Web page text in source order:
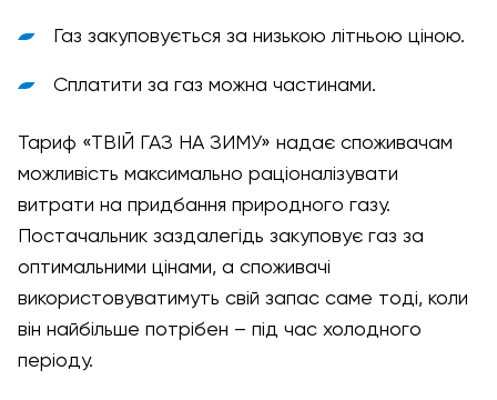
Газ закуповується за низькою літньою ціною.
Сплатити за газ можна частинами.
Тариф «ТВІЙ ГАЗ НА ЗИМУ» надає споживачам
можливість максимально раціоналізувати
витрати на придбання природного газу.
Постачальник заздалегідь закуповує газ за
оптимальними цінами, а споживачі
використовуватимуть свій запас саме тоді, коли
він найбільше потрібен – під час холодного
періоду.